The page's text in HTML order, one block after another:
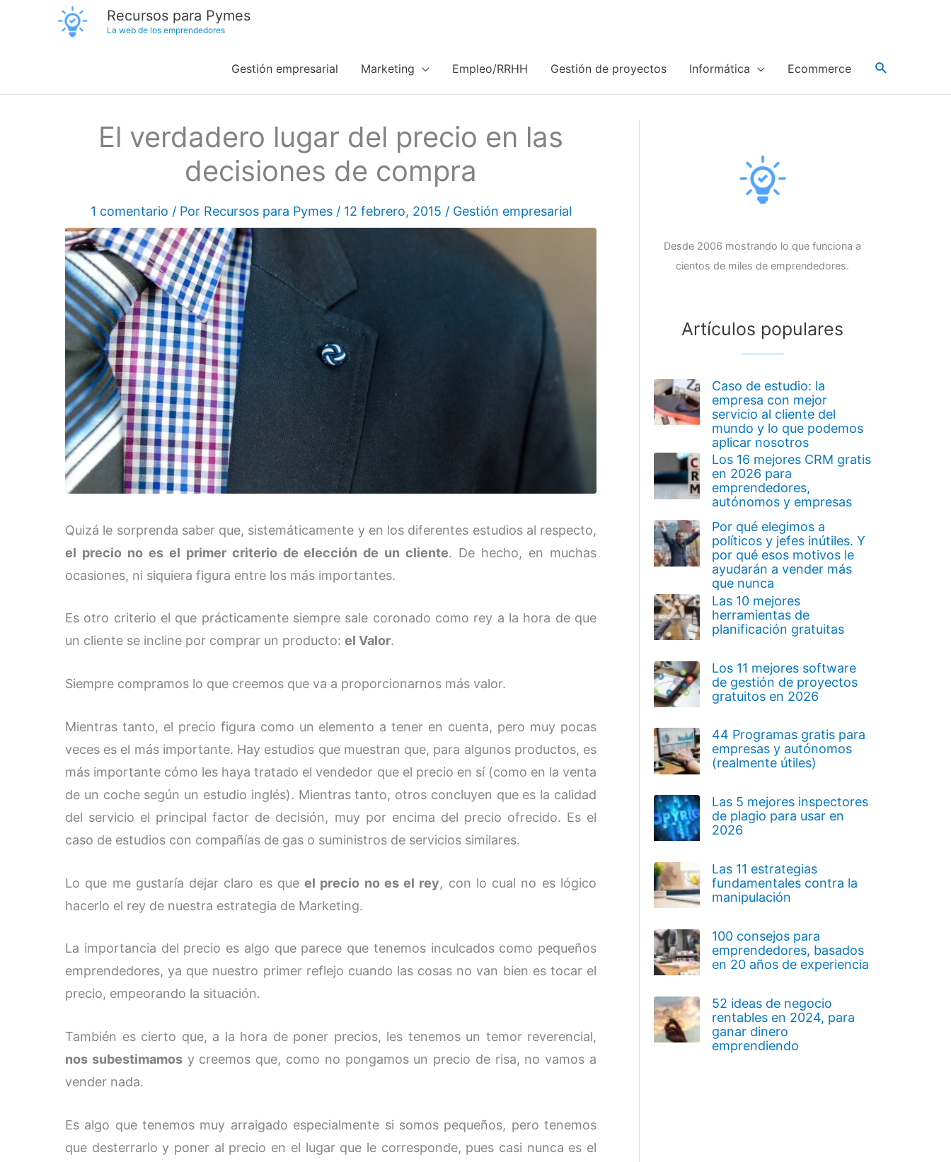
Recursos para Pymes
La web de los emprendedores
Gestión empresarial Marketing Empleo/RRHH Gestión de proyectos Informática Ecommerce
El verdadero lugar del precio en las
decisiones de compra
1 comentario / Por Recursos para Pymes / 12 febrero, 2015 / Gestión empresarial
Quizá le sorprenda saber que, sistemáticamente y en los diferentes estudios al respecto,
el precio no es el primer criterio de elección de un cliente. De hecho, en muchas
ocasiones, ni siquiera figura entre los más importantes.
Es otro criterio el que prácticamente siempre sale coronado como rey a la hora de que
un cliente se incline por comprar un producto: el Valor.
Siempre compramos lo que creemos que va a proporcionarnos más valor.
Mientras tanto, el precio figura como un elemento a tener en cuenta, pero muy pocas
veces es el más importante. Hay estudios que muestran que, para algunos productos, es
más importante cómo les haya tratado el vendedor que el precio en sí (como en la venta
de un coche según un estudio inglés). Mientras tanto, otros concluyen que es la calidad
del servicio el principal factor de decisión, muy por encima del precio ofrecido. Es el
caso de estudios con compañías de gas o suministros de servicios similares.
Lo que me gustaría dejar claro es queel precio no es el rey, con lo cual no es lógico
hacerlo el rey de nuestra estrategia de Marketing.
La importancia del precio es algo que parece que tenemos inculcados como pequeños
emprendedores, ya que nuestro primer reflejo cuando las cosas no van bien es tocar el
precio, empeorando la situación.
También es cierto que, a la hora de poner precios, les tenemos un temor reverencial,
nos subestimamosy creemos que, como no pongamos un precio de risa, no vamos a
vender nada.
Es algo que tenemos muy arraigado especialmente si somos pequeños, pero tenemos
que desterrarlo y poner al precio en el lugar que le corresponde, pues casi nunca es el
Desde 2006 mostrando lo que funciona a
cientos de miles de emprendedores.
Artículos populares
Caso de estudio: la
empresa con mejor
servicio al cliente del
mundo y lo que podemos
aplicar nosotros
Los 16 mejores CRM gratis
en 2026 para
emprendedores,
autónomos y empresas
Por qué elegimos a
políticos y jefes inútiles. Y
por qué esos motivos le
ayudarán a vender más
que nunca
Las 10 mejores
herramientas de
planificación gratuitas
Los 11 mejores software
de gestión de proyectos
gratuitos en 2026
44 Programas gratis para
empresas y autónomos
(realmente útiles)
Las 5 mejores inspectores
de plagio para usar en
2026
Las 11 estrategias
fundamentales contra la
manipulación
100 consejos para
emprendedores, basados
en 20 años de experiencia
52 ideas de negocio
rentables en 2024, para
ganar dinero
emprendiendo